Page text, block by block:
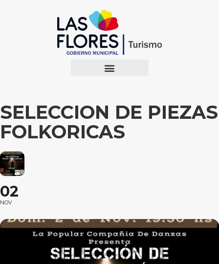
SELECCION DE PIEZAS
FOLKORICAS
02
NOV